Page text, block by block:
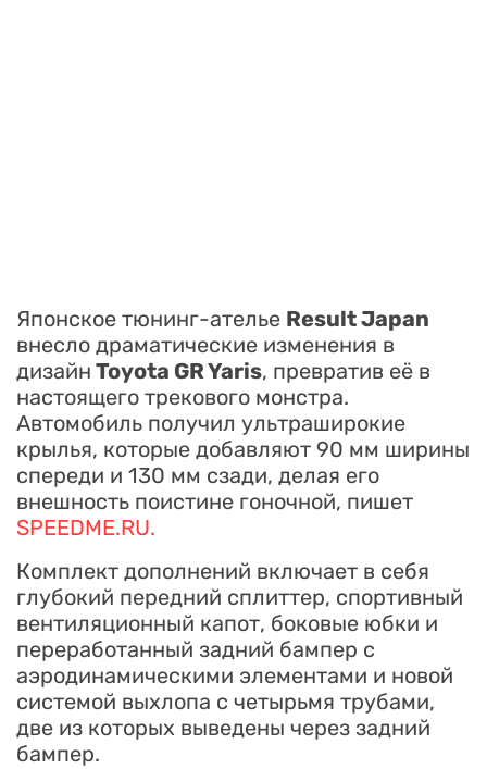
Японское тюнинг-ателье Result Japan
внесло драматические изменения в
дизайн Toyota GR Yaris, превратив её в
настоящего трекового монстра.
Автомобиль получил ультраширокие
крылья, которые добавляют 90 мм ширины
спереди и 130 мм сзади, делая его
внешность поистине гоночной, пишет
SPEEDME.RU.
Комплект дополнений включает в себя
глубокий передний сплиттер, спортивный
вентиляционный капот, боковые юбки и
переработанный задний бампер с
аэродинамическими элементами и новой
системой выхлопа с четырьмя трубами,
две из которых выведены через задний
бампер.